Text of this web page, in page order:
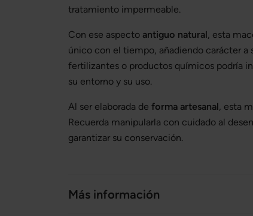
tratamiento impermeable.
Con ese aspecto antiguo natural, esta
único con el tiempo, añadiendo carácter a
fertilizantes o productos químicos podría
su entorno y su uso.
Al ser elaborada de forma artesanal, esta
Recuerda manipularla con cuidado al
garantizar su conservación.
Más información